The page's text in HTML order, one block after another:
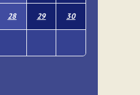
28 29 30